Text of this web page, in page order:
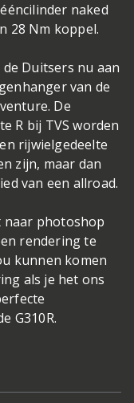
naked
28 Nm koppel.
Duitsers nu aan
van de
De
R bij TVS worden
rijwielgedeelte
zijn, maar dan
van een allroad.
naar photoshop
rendering te
kunnen komen
als je het ons
G310R.